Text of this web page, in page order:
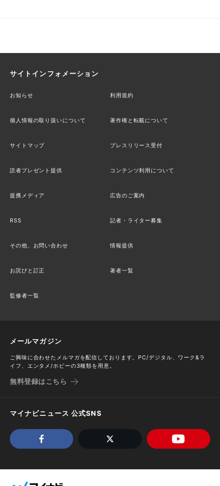
サイトインフォメーション
お知らせ 利用規約
個人情報の取り扱いについて 著作権と転載について
サイトマップ プレスリリース受付
読者プレゼント提供 コンテンツ利用について
提携メディア 広告のご案内
RSS 記者・ライター募集
その他、お問い合わせ 情報提供
お詫びと訂正 著者一覧
監修者一覧
メールマガジン
ご興味に合わせたメルマガを配信しております。PC/デジタル、ワーク&ラ
イフ、エンタメ/ホビーの3種類を用意。
無料登録はこちら
マイナビニュース 公式SNS